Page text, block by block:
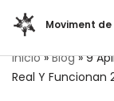
al
contenido
Moviment
Inicio»Blog»9
Real Y Funcionan